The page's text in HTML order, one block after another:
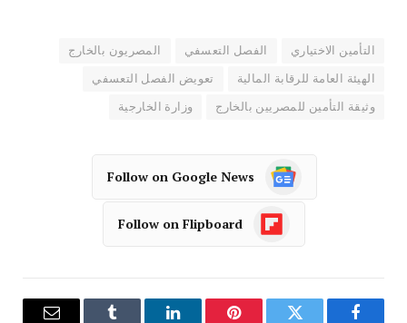
التأمين الاختياري الفصل التعسفي المصريون بالخارج
الهيئة العامة للرقابة المالية تعويض الفصل التعسفي
وثيقة التأمين للمصريين بالخارج وزارة الخارجية
Follow on Google News
Follow on Flipboard